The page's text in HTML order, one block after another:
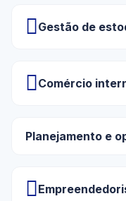
Gestão de
Comércio
Planejamento e